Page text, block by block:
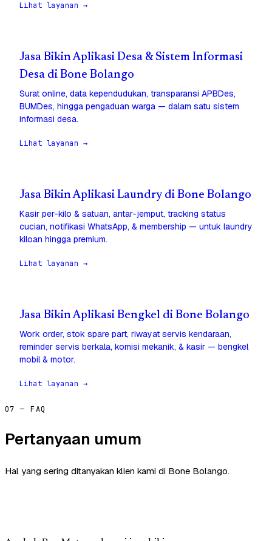
Lihat layanan →
Jasa Bikin Aplikasi Desa & Sistem Informasi
Desa di Bone Bolango
Surat online, data kependudukan, transparansi APBDes,
BUMDes, hingga pengaduan warga — dalam satu sistem
informasi desa.
Lihat layanan →
Jasa Bikin Aplikasi Laundry di Bone Bolango
Kasir per-kilo & satuan, antar-jemput, tracking status
cucian, notifikasi WhatsApp, & membership — untuk laundry
kiloan hingga premium.
Lihat layanan →
Jasa Bikin Aplikasi Bengkel di Bone Bolango
Work order, stok spare part, riwayat servis kendaraan,
reminder servis berkala, komisi mekanik, & kasir — bengkel
mobil & motor.
Lihat layanan →
07 — FAQ
Pertanyaan umum
Hal yang sering ditanyakan klien kami di Bone Bolango.